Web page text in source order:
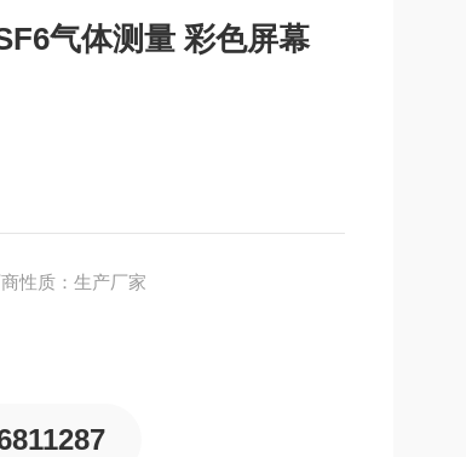
气体测量 彩色屏幕
性质：生产厂家